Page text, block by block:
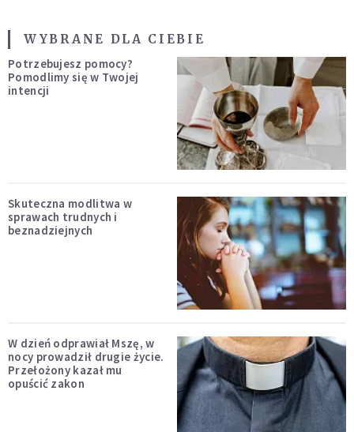
WYBRANE DLA CIEBIE
Potrzebujesz pomocy?
Pomodlimy się w Twojej
intencji
Skuteczna modlitwa w
sprawach trudnych i
beznadziejnych
W dzień odprawiał Mszę, w
nocy prowadził drugie życie.
Przełożony kazał mu
opuścić zakon